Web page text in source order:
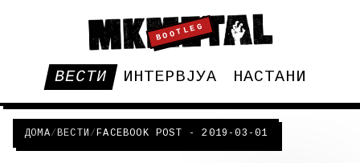
BOOTLEG
ВЕСТИ ИНТЕРВЈУА НАСТАНИ
ДОМА/ВЕСТИ /FACEBOOK POST - 2019-03-01